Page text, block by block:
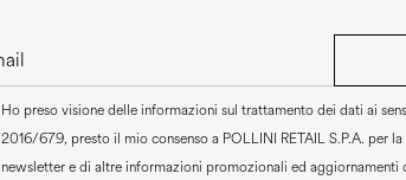
Ho preso visione delle informazioni sul trattamento dei dati ai
2016/679, presto il mio consenso a POLLINI RETAIL S.P.A. per
newsletter e di altre informazioni promozionali ed aggiornamenti